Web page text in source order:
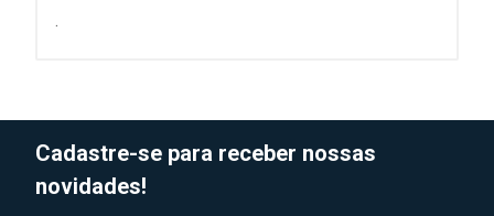
.
Cadastre-se para receber nossas
novidades!